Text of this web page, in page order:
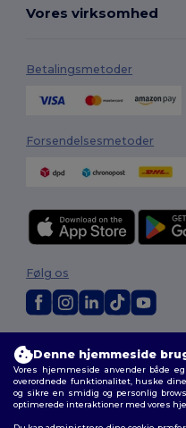
Vores virksomhed
Betalingsmetoder
Forsendelsesmetoder
Vilkår og Betingelser|Tilpasset
cookies|Sitemap
Følg os
Denne hjemmeside
Vores hjemmeside anvender både
overordnede funktionalitet, huske
og sikre en smidig og personlig
optimerede interaktioner med vores